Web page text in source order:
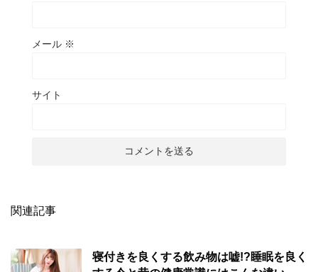
メール ※
サイト
関連記事
寝付きを良くする飲み物は嘘!?睡眠を良く